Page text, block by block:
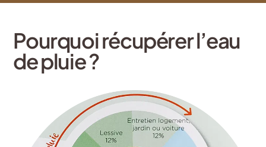
Pourquoi récupérer l’eau
de pluie ?